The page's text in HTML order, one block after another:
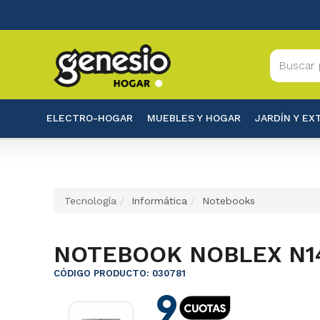
ELECTRO-HOGAR MUEBLES Y HOGAR JARDÍN Y
Tecnología Informática Notebooks
NOTEBOOK NOBLEX
CÓDIGO PRODUCTO: 030781